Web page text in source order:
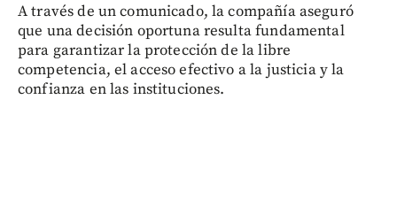
A través de un comunicado, la compañía aseguró
que una decisión oportuna resulta fundamental
para garantizar la protección de la libre
competencia, el acceso efectivo a la justicia y la
confianza en las instituciones.